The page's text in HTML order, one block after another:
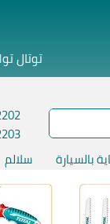
توتال
بالسيارة سلالم